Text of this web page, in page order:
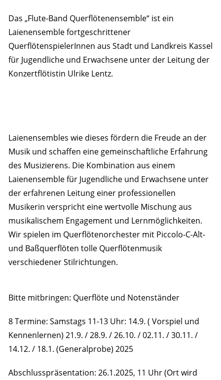
Das „Flute-Band Querflötenensemble“ ist ein
Laienensemble fortgeschrittener
QuerflötenspielerInnen aus Stadt und Landkreis Kassel
für Jugendliche und Erwachsene unter der Leitung der
Konzertflötistin Ulrike Lentz.
Laienensembles wie dieses fördern die Freude an der
Musik und schaffen eine gemeinschaftliche Erfahrung
des Musizierens. Die Kombination aus einem
Laienensemble für Jugendliche und Erwachsene unter
der erfahrenen Leitung einer professionellen
Musikerin verspricht eine wertvolle Mischung aus
musikalischem Engagement und Lernmöglichkeiten.
Wir spielen im Querflötenorchester mit Piccolo-C-Alt-
und Baßquerflöten tolle Querflötenmusik
verschiedener Stilrichtungen.
Bitte mitbringen: Querflöte und Notenständer
8 Termine: Samstags 11-13 Uhr: 14.9. ( Vorspiel und
Kennenlernen) 21.9. / 28.9. / 26.10. / 02.11. / 30.11. /
14.12. / 18.1. (Generalprobe) 2025
Abschlusspräsentation: 26.1.2025, 11 Uhr (Ort wird